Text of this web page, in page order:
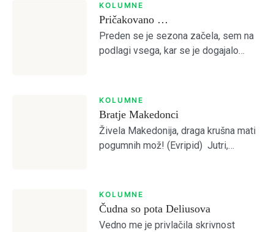
KOLUMNE
Pričakovano …
Preden se je sezona začela, sem na
podlagi vsega, kar se je dogajalo
Otvoritvena tekma z Bravom je to […]
KOLUMNE
Bratje Makedonci
Živela Makedonija, draga krušna mati
pogumnih mož! (Evripid) Jutri,
Makedonskega etnografskega
muzeja, ki jih bo moral nekdo plačati.
(Lidija Dimovska) […]
KOLUMNE
Čudna so pota Deliusova
Vedno me je privlačila skrivnost